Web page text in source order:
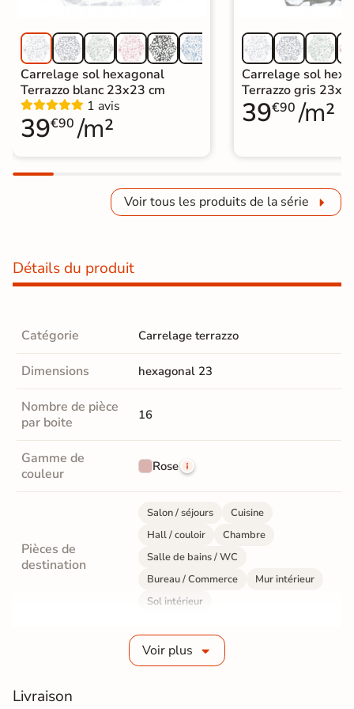
Carrelage sol hexagonal
Terrazzo blanc 23x23 cm
1 avis
39€90 /m²
Carrelage sol
Terrazzo gris
39€90 /m²
Voir tous les produits de la série
Détails du produit
Catégorie Carrelage terrazzo
Dimensions hexagonal 23
Nombre de pièce
par boite
16
Gamme de
couleur
Rose
Pièces de
destination
Salon / séjours
Cuisine
Hall / couloir
Chambre
Salle de bains / WC
Bureau / Commerce
Mur intérieur
Sol intérieur
Grès cérame émaillé
Voir plus
Livraison